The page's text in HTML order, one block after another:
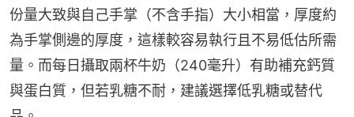
份量大致與自己手掌（不含手指）大小相當，厚度約
為手掌側邊的厚度，這樣較容易執行且不易低估所需
量。而每日攝取兩杯牛奶（240毫升）有助補充鈣質
與蛋白質，但若乳糖不耐，建議選擇低乳糖或替代